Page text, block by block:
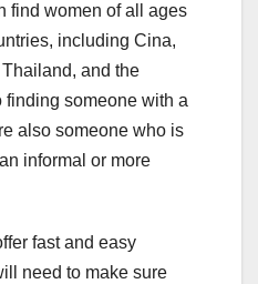
find women of all ages
including Cina,
and the
someone with a
also someone who is
informal or more
fast and easy
need to make sure